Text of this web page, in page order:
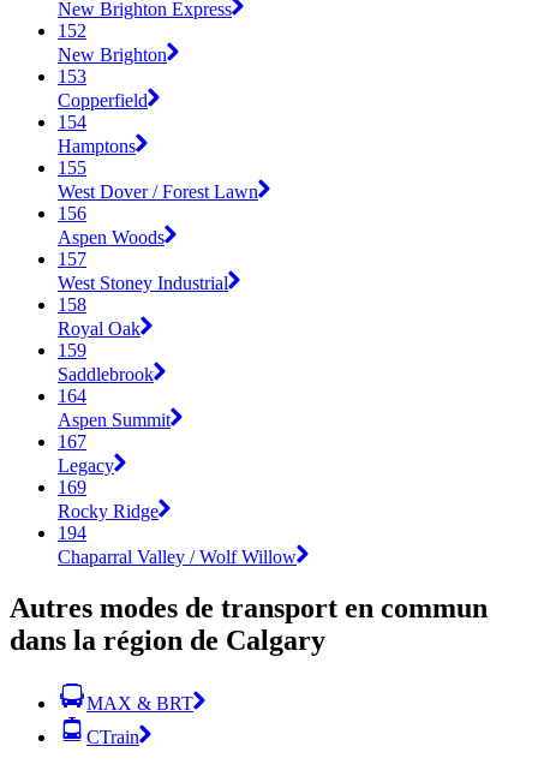
New Brighton Express
152
New Brighton
153
Copperfield
154
Hamptons
155
West Dover / Forest Lawn
156
Aspen Woods
157
West Stoney Industrial
158
Royal Oak
159
Saddlebrook
164
Aspen Summit
167
Legacy
169
Rocky Ridge
194
Chaparral Valley / Wolf Willow
Autres modes de transport en commun
dans la région de Calgary
MAX & BRT
CTrain